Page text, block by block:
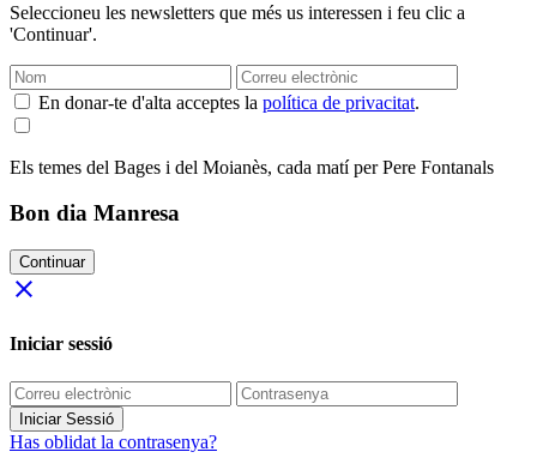
Seleccioneu les newsletters que més us interessen i feu clic a
'Continuar'.
En donar-te d'alta acceptes la política de privacitat.
Els temes del Bages i del Moianès, cada matí per Pere Fontanals
Bon dia Manresa
Continuar
close
Iniciar sessió
Iniciar Sessió
Has oblidat la contrasenya?